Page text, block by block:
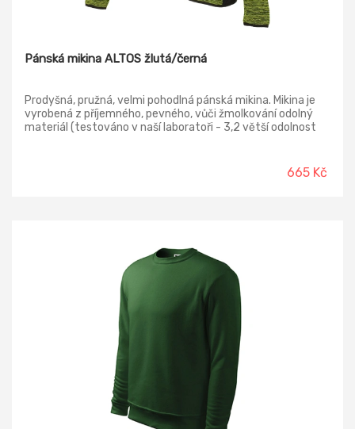
Pánská mikina ALTOS žlutá/černá
Prodyšná, pružná, velmi pohodlná pánská mikina. Mikina je
vyrobená z příjemného, pevného, vůči žmolkování odolný
materiál (testováno v naší laboratoři - 3,2 větší odolnost
665 Kč